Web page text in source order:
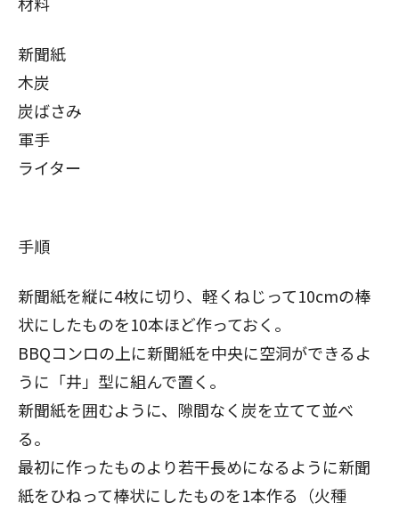
新聞紙
木炭
炭ばさみ
軍手
ライター
手順
新聞紙を縦に4枚に切り、軽くねじって10cmの棒
状にしたものを10本ほど作っておく。
BBQコンロの上に新聞紙を中央に空洞ができるよ
うに「井」型に組んで置く。
新聞紙を囲むように、隙間なく炭を立てて並べ
る。
最初に作ったものより若干長めになるように新聞
紙をひねって棒状にしたものを1本作る（火種